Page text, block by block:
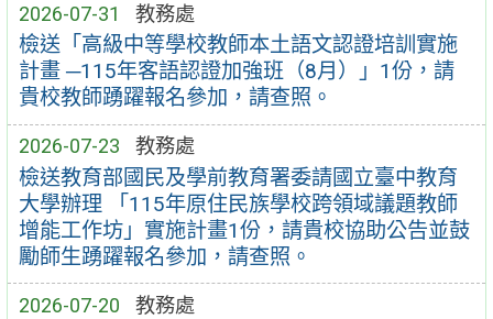
2026-07-31 教務處
檢送「高級中等學校教師本土語文認證培訓實施
計畫 ─115年客語認證加強班（8月）」1份，請
貴校教師踴躍報名參加，請查照。
2026-07-23 教務處
檢送教育部國民及學前教育署委請國立臺中教育
大學辦理 「115年原住民族學校跨領域議題教師
增能工作坊」實施計畫1份，請貴校協助公告並鼓
勵師生踴躍報名參加，請查照。
2026-07-20 教務處